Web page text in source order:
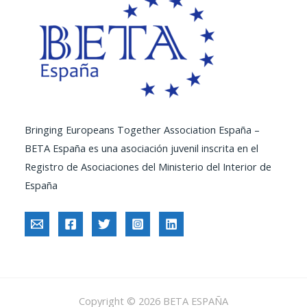
Bringing Europeans Together Association España –
BETA España es una asociación juvenil inscrita en el
Registro de Asociaciones del Ministerio del Interior de
España
Copyright © 2026 BETA ESPAÑA